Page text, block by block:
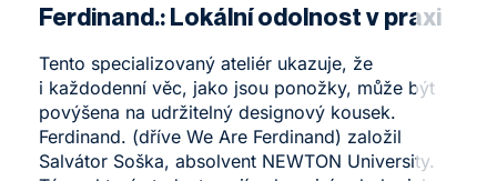
Ferdinand.: Lokální odolnost v praxi
Tento specializovaný ateliér ukazuje, že
i každodenní věc, jako jsou ponožky, může být
povýšena na udržitelný designový kousek.
Ferdinand. (dříve We Are Ferdinand) založil
Salvátor Soška, absolvent NEWTON University.